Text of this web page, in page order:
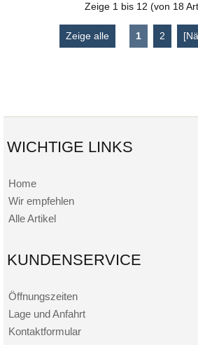
Zeige 1 bis 12 (von 18
Zeige alle 1 2
WICHTIGE LINKS
Home
Wir empfehlen
Alle Artikel
KUNDENSERVICE
Öffnungszeiten
Lage und Anfahrt
Kontaktformular